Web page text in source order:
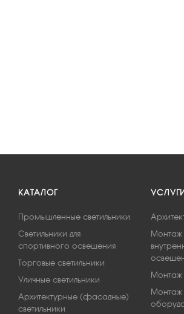
КАТАЛОГ
Промышленные светильники
Светильники для
спортивного освещения
Торговые светильники
Уличные светильники
Архитектурные (фасадные)
светильники
УСЛУГИ
Монтаж
Монтаж
Монтаж